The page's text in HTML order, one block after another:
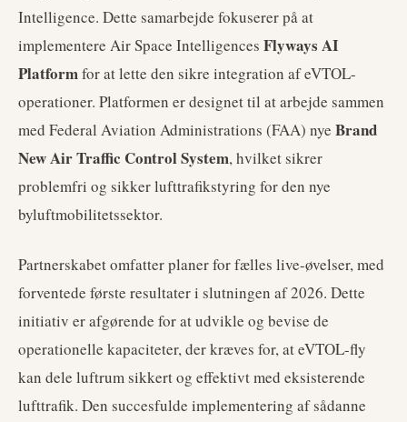
Intelligence. Dette samarbejde fokuserer på at
implementere Air Space Intelligences Flyways AI
Platformfor at lette den sikre integration af eVTOL-
operationer. Platformen er designet til at arbejde sammen
med Federal Aviation Administrations (FAA) nye Brand
New Air Traffic Control System, hvilket sikrer
problemfri og sikker lufttrafikstyring for den nye
byluftmobilitetssektor.
Partnerskabet omfatter planer for fælles live-øvelser, med
forventede første resultater i slutningen af 2026. Dette
initiativ er afgørende for at udvikle og bevise de
operationelle kapaciteter, der kræves for, at eVTOL-fly
kan dele luftrum sikkert og effektivt med eksisterende
lufttrafik. Den succesfulde implementering af sådanne